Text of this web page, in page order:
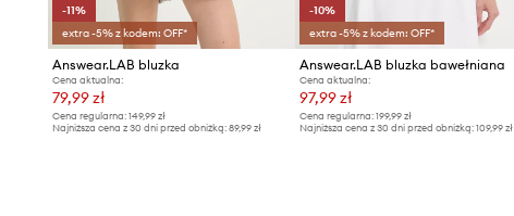
-11%
extra -5% z kodem: OFF*
Answear.LAB bluzka
Cena aktualna:
79,99 zł
Cena regularna: 149,99 zł
Najniższa cena z 30 dni przed obniżką: 89,99 zł
-10%
extra -5% z kodem: OFF*
Answear.LAB bluzka bawełniana
Cena aktualna:
97,99 zł
Cena regularna:199,99 zł
Najniższa cena z 30 dni przed obniżką:109,99 zł